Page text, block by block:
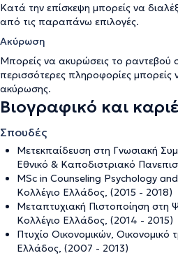
Κατά την επίσκεψη μπορείς να
από τις παραπάνω επιλογές.
Ακύρωση
Μπορείς να ακυρώσεις το ραντεβού
περισσότερες πληροφορίες μπορείς
ακύρωσης.
Βιογραφικό και
Σπουδές
Μετεκπαίδευση στη Γνωσιακή
Εθνικό & Καποδιστριακό
MSc in Counseling Psychology
Κολλέγιο Ελλάδος, (2015 - 2018)
Μεταπτυχιακή Πιστοποίηση στη
Κολλέγιο Ελλάδος, (2014 - 2015)
Πτυχίο Οικονομικών, Οικονομικό
Ελλάδος, (2007 - 2013)